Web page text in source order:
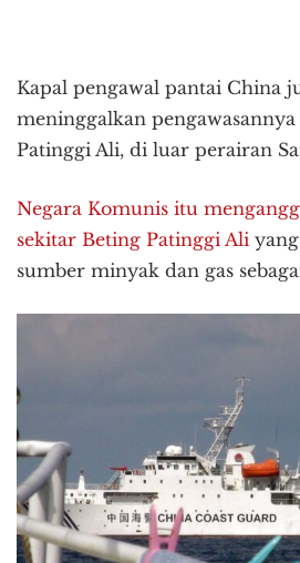
Kapal pengawal pantai China
meninggalkan
Patinggi Ali, di luar perairan
Negara Komunis itu
sekitar Beting Patinggi Ali
sumber minyak dan gas